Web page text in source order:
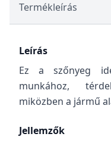
Termékleírás
Leírás
Ez a szőnyeg
munkához,
miközben a jármű
Jellemzők